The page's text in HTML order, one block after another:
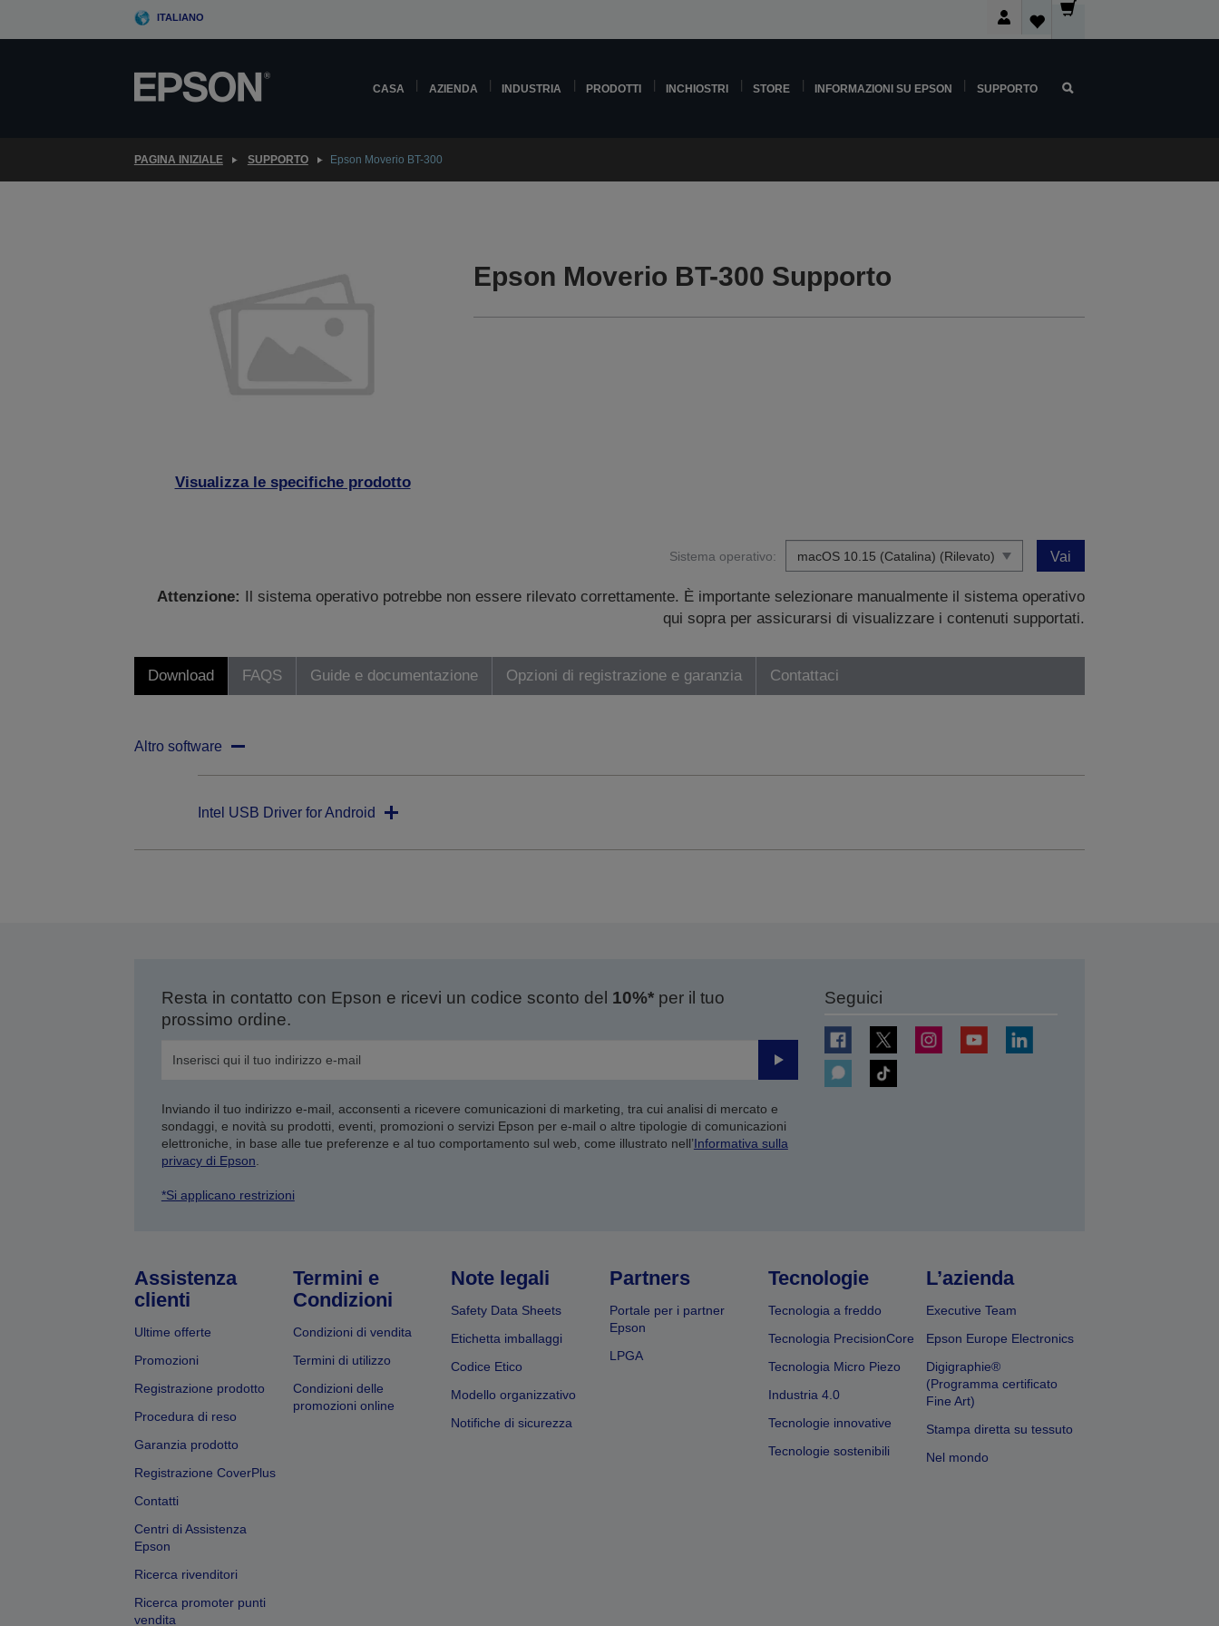
ITALIANO
CASA AZIENDA INDUSTRIA PRODOTTI INCHIOSTRI STORE INFORMAZIONI SU EPSON SUPPORTO
PAGINA INIZIALE SUPPORTO Epson Moverio BT-300
Visualizza le specifiche prodotto
Epson Moverio BT-300 Supporto
Sistema operativo: Vai
Attenzione:
Il sistema operativo potrebbe non essere rilevato correttamente. È importante selezionare manualmente il sistema operativo
qui sopra per assicurarsi di visualizzare i contenuti supportati.
Download FAQS Guide e documentazione Opzioni di registrazione e garanzia Contattaci
Altro software
Intel USB Driver for Android
Resta in contatto con Epson e ricevi un codice sconto del 10%*per il tuo
prossimo ordine.
Invia
Inviando il tuo indirizzo e-mail, acconsenti a ricevere comunicazioni di marketing, tra cui analisi di mercato e
sondaggi, e novità su prodotti, eventi, promozioni o servizi Epson per e-mail o altre tipologie di comunicazioni
elettroniche, in base alle tue preferenze e al tuo comportamento sul web, come illustrato nell’Informativa sulla
privacy di Epson.
*Si applicano restrizioni
Seguici
Assistenza
clienti
Ultime offerte
Promozioni
Registrazione prodotto
Procedura di reso
Garanzia prodotto
Registrazione CoverPlus
Contatti
Centri di Assistenza
Epson
Ricerca rivenditori
Ricerca promoter punti
vendita
Termini e
Condizioni
Condizioni di vendita
Termini di utilizzo
Condizioni delle
promozioni online
Note legali
Safety Data Sheets
Etichetta imballaggi
Codice Etico
Modello organizzativo
Notifiche di sicurezza
Partners
Portale per i partner
Epson
LPGA
Tecnologie
Tecnologia a freddo
Tecnologia PrecisionCore
Tecnologia Micro Piezo
Industria 4.0
Tecnologie innovative
Tecnologie sostenibili
L’azienda
Executive Team
Epson Europe Electronics
Digigraphie®
(Programma certificato
Fine Art)
Stampa diretta su tessuto
Nel mondo